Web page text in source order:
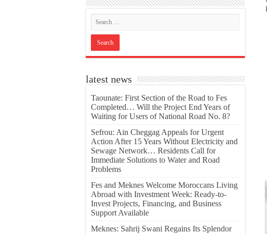
latest news
Taounate: First Section of the Road to Fes
Completed… Will the Project End Years of
Waiting for Users of National Road No. 8?
Sefrou: Ain Cheggag Appeals for Urgent
Action After 15 Years Without Electricity and
Sewage Network… Residents Call for
Immediate Solutions to Water and Road
Problems
Fes and Meknes Welcome Moroccans Living
Abroad with Investment Week: Ready-to-
Invest Projects, Financing, and Business
Support Available
Meknes: Sahrij Swani Regains Its Splendor